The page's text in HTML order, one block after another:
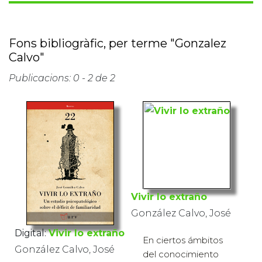
Fons bibliogràfic, per terme "Gonzalez
Calvo"
Publicacions: 0 - 2 de 2
Digital: Vivir lo extraño
González Calvo, José
Vivir lo extraño
González Calvo, José
En ciertos ámbitos
del conocimiento